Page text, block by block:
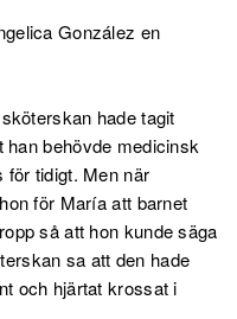
González en
hade tagit
behövde medicinsk
för tidigt. Men när
för María att barnet
så att hon kunde säga
sa att den hade
och hjärtat krossat i